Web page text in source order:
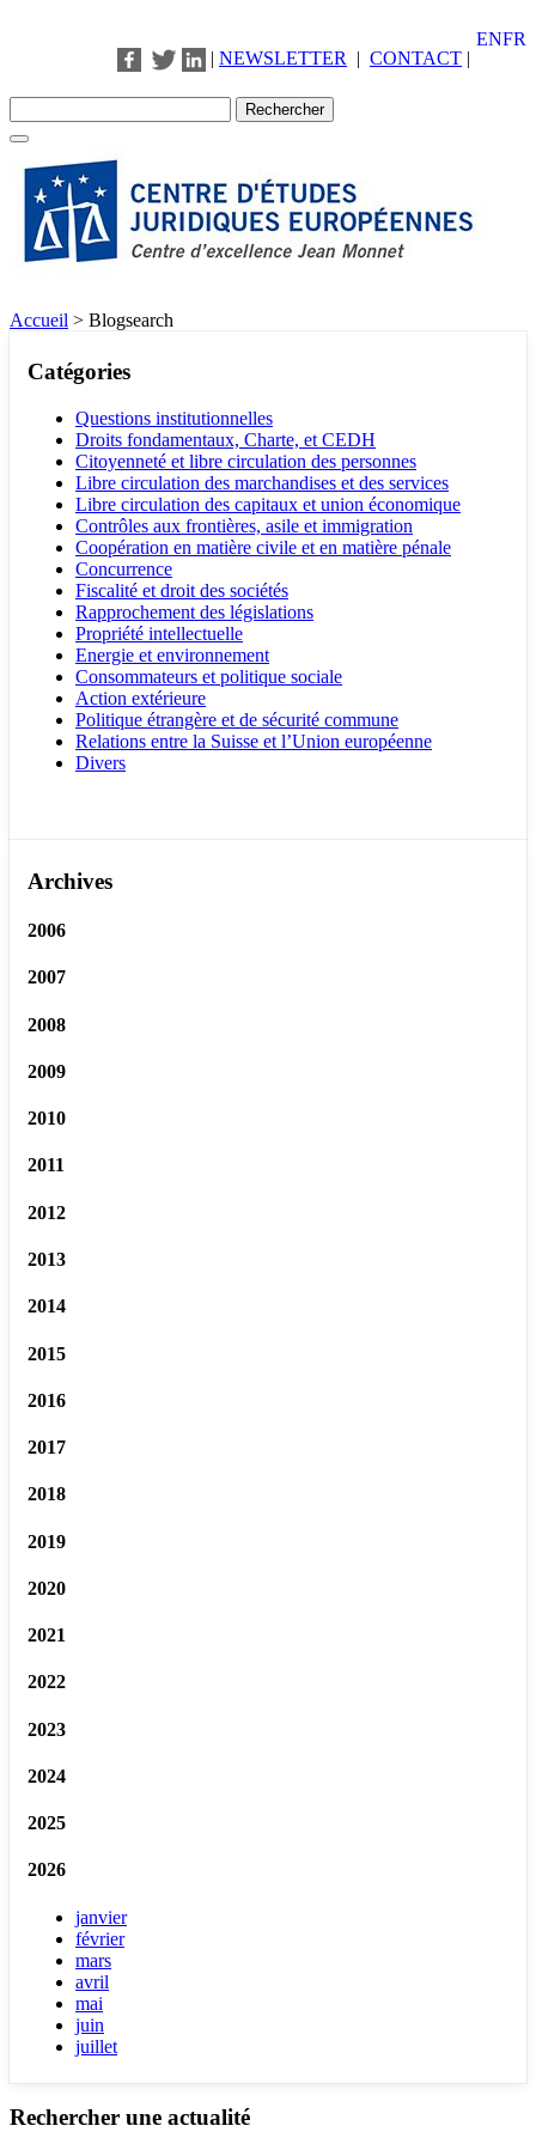
FR
EN
| NEWSLETTER | CONTACT |
Accueil > Blogsearch
Catégories
Questions institutionnelles
Droits fondamentaux, Charte, et CEDH
Citoyenneté et libre circulation des personnes
Libre circulation des marchandises et des services
Libre circulation des capitaux et union économique
Contrôles aux frontières, asile et immigration
Coopération en matière civile et en matière pénale
Concurrence
Fiscalité et droit des sociétés
Rapprochement des législations
Propriété intellectuelle
Energie et environnement
Consommateurs et politique sociale
Action extérieure
Politique étrangère et de sécurité commune
Relations entre la Suisse et l’Union européenne
Divers
Archives
2006
2007
2008
2009
2010
2011
2012
2013
2014
2015
2016
2017
2018
2019
2020
2021
2022
2023
2024
2025
2026
janvier
février
mars
avril
mai
juin
juillet
Rechercher une actualité